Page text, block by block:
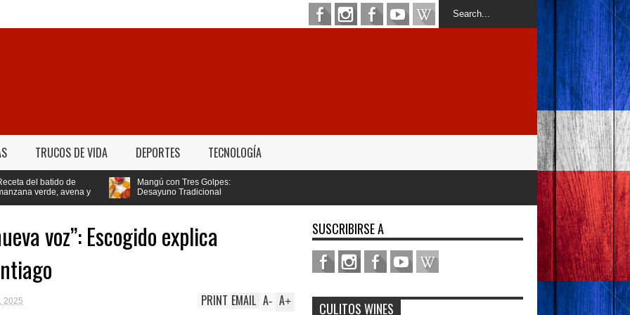
TRUCOS DE VIDA DEPORTES TECNOLOGÍA
de
avena y
Mangú con Tres Golpes:
Desayuno Tradicional
voz”: Escogido explica
2025 A+
A-
EMAIL
PRINT
SUSCRIBIRSE A
CULITOS WINES